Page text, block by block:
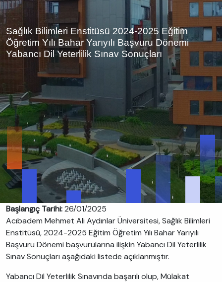
Sağlık Bilimleri Enstitüsü 2024-2025 Eğitim
Öğretim Yılı Bahar Yarıyılı Başvuru Dönemi
Yabancı Dil Yeterlilik Sınav Sonuçları
Başlangıç Tarihi:26/01/2025
Acıbadem Mehmet Ali Aydınlar Üniversitesi, Sağlık Bilimleri
Enstitüsü, 2024-2025 Eğitim Öğretim Yılı Bahar Yarıyılı
Başvuru Dönemi başvurularına ilişkin Yabancı Dil Yeterlilik
Sınav Sonuçları aşağıdaki listede açıklanmıştır.
Yabancı Dil Yeterlilik Sınavında başarılı olup, Mülakat